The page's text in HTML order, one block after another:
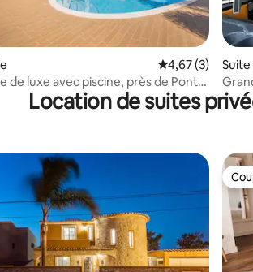
sur la base de 57 commentaires : 4,98
Évaluation
4,67 (3)
de luxe avec piscine, près de Ponta
Suite
2
Location de suites